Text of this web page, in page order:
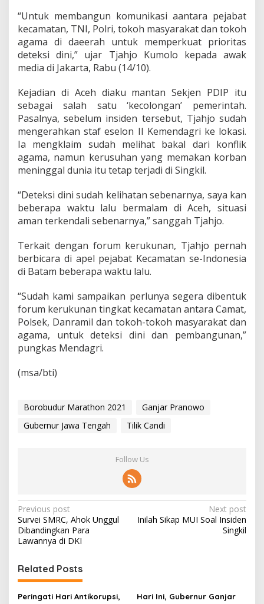
"
K
e
c
o
l
n
g
a
n
"
“Untuk membangun komunikasi aantara pejabat
kecamatan, TNI, Polri, tokoh masyarakat dan tokoh
agama di daeerah untuk memperkuat prioritas
deteksi dini,” ujar Tjahjo Kumolo kepada awak
media di Jakarta, Rabu (14/10).
Kejadian di Aceh diaku mantan Sekjen PDIP itu
sebagai salah satu ‘kecolongan’ pemerintah.
Pasalnya, sebelum insiden tersebut, Tjahjo sudah
mengerahkan staf eselon II Kemendagri ke lokasi.
Ia mengklaim sudah melihat bakal dari konflik
agama, namun kerusuhan yang memakan korban
meninggal dunia itu tetap terjadi di Singkil.
“Deteksi dini sudah kelihatan sebenarnya, saya kan
beberapa waktu lalu bermalam di Aceh, situasi
aman terkendali sebenarnya,” sanggah Tjahjo.
Terkait dengan forum kerukunan, Tjahjo pernah
berbicara di apel pejabat Kecamatan se-Indonesia
di Batam beberapa waktu lalu.
“Sudah kami sampaikan perlunya segera dibentuk
forum kerukunan tingkat kecamatan antara Camat,
Polsek, Danramil dan tokoh-tokoh masyarakat dan
agama, untuk deteksi dini dan pembangunan,”
pungkas Mendagri.
(msa/bti)
Borobudur Marathon 2021
Ganjar Pranowo
Gubernur Jawa Tengah
Tilik Candi
Follow Us
P
o
s
t
n
a
Previous post
Survei SMRC, Ahok Unggul
Dibandingkan Para
Lawannya di DKI
Next post
Inilah Sikap MUI Soal Insiden
Singkil
Related Posts
Peringati Hari Antikorupsi,
Hari Ini, Gubernur Ganjar